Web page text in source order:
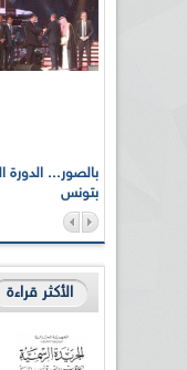
بتونس
الأكثر قراءة